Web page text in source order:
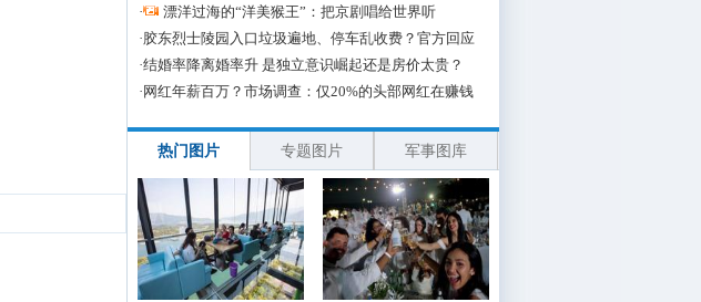
·
漂洋过海的“洋美猴王”：把京剧唱给世界听
·胶东烈士陵园入口垃圾遍地、停车乱收费？官方回应
·结婚率降离婚率升 是独立意识崛起还是房价太贵？
· 网红年薪百万？市场调查：仅20%的头部网红在赚钱
热门图片 专题图片 军事图库